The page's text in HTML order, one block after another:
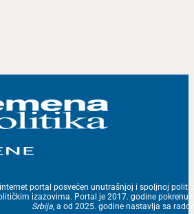
portal posvećen unutrašnjoj i spoljnoj
izazovima. Portal je 2017. godine
Srbija, a od 2025. godine nastavlja sa